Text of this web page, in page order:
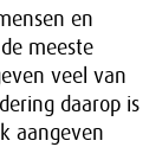
en
meeste
veel van
daarop is
aangeven